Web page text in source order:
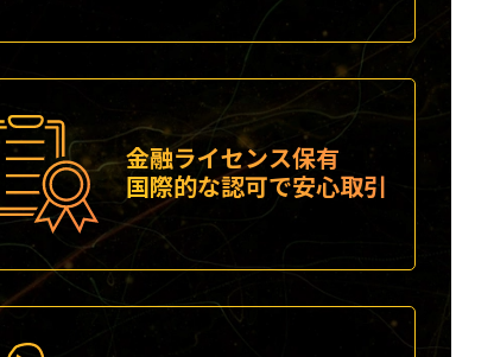
金融ライセンス保有
国際的な認可で安心取引